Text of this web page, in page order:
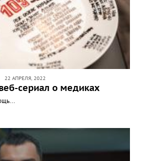
22 АПРЕЛЯ, 2022
сериал о медиках